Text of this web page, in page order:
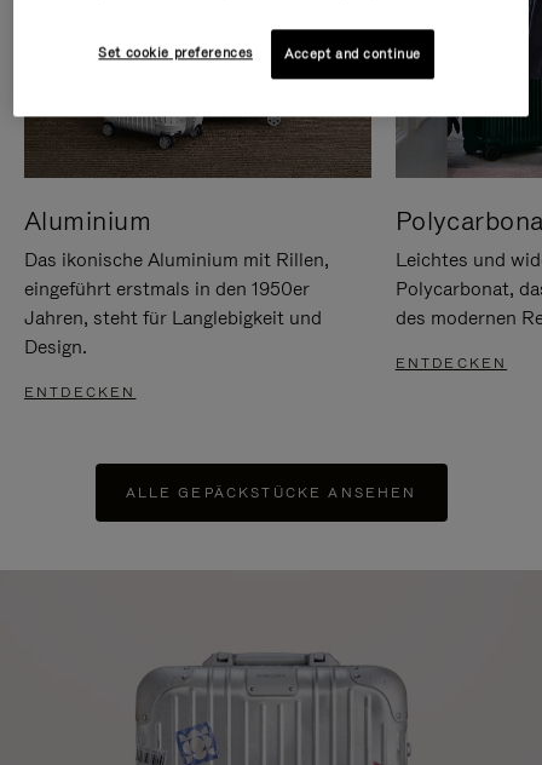
Aluminium
Das ikonische Aluminium mit Rillen,
eingeführt erstmals in den 1950er
Jahren, steht für Langlebigkeit und
Design.
ENTDECKEN
Leichtes und
Polycarbonat,
des modernen
ENTDECKEN
ALLE GEPÄCKSTÜCKE ANSEHEN
Set cookie preferences Accept and continue